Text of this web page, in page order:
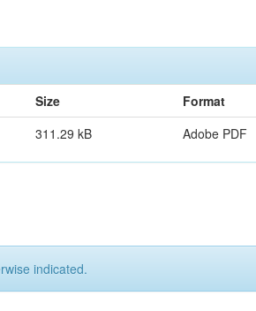
Size
Format
311.29 kB Adobe PDF
indicated.